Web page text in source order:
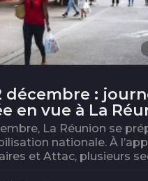
décembre :
en vue à La
La Réunion se
nationale. À
et Attac, plusieurs